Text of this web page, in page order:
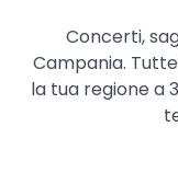
Concerti,
Campania.
la tua regione a